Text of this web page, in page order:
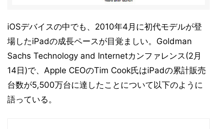
iOSデバイスの中でも、2010年4月に初代モデルが登
場したiPadの成長ペースが目覚ましい。Goldman
Sachs Technology and Internetカンファレンス(2月
14日)で、Apple CEOのTim Cook氏はiPadの累計販売
台数が5,500万台に達したことについて以下のように
語っている。